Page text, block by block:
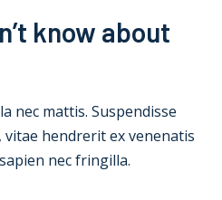
know about
nec mattis. Suspendisse
hendrerit ex venenatis
nec fringilla.